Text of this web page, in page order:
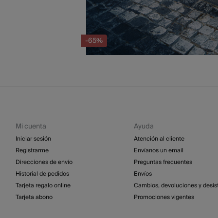
-65%
Mi cuenta
Iniciar sesión
Registrarme
Direcciones de envío
Historial de pedidos
Tarjeta regalo online
Tarjeta abono
Ayuda
Atención al cliente
Envíanos un email
Preguntas frecuentes
Envíos
Cambios, devoluciones y
Promociones vigentes